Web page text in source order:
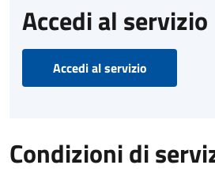
Accedi al servizio
Accedi al servizio
Condizioni di